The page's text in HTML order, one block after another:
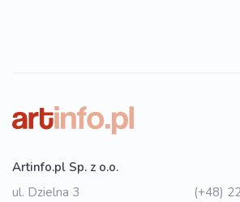
Artinfo.pl Sp. z o.o.
ul. Dzielna 3
(+48)